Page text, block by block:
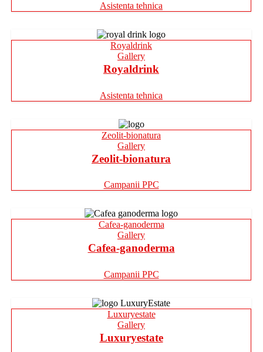
Asistenta tehnica
Royaldrink
Gallery
Royaldrink
Asistenta tehnica
Zeolit-bionatura
Gallery
Zeolit-bionatura
Campanii PPC
Cafea-ganoderma
Gallery
Cafea-ganoderma
Campanii PPC
Luxuryestate
Gallery
Luxuryestate